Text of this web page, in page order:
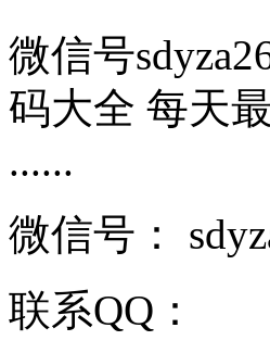
微信号
码大全 每天
......
微信号：
联系QQ：